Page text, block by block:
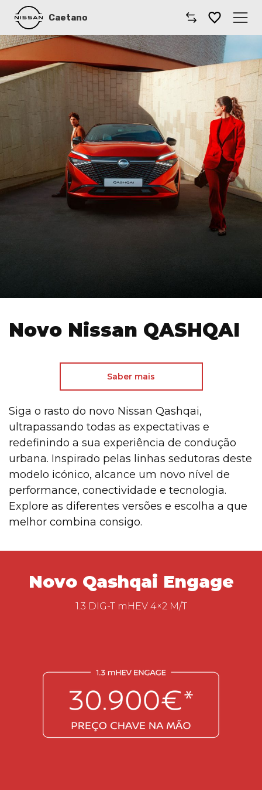
Caetano
Caetano
Comprar Nissan
Modelos Nissan
Comerciais Nissan
Oficinas
Campanhas
Novo Nissan QASHQAI
Saber mais
Siga o rasto do novo Nissan Qashqai,
ultrapassando todas as expectativas e
redefinindo a sua experiência de condução
urbana. Inspirado pelas linhas sedutoras deste
modelo icónico, alcance um novo nível de
performance, conectividade e tecnologia.
Explore as diferentes versões e escolha a que
melhor combina consigo.
Novo Qashqai Engage
1.3 DIG-T mHEV 4×2 M/T